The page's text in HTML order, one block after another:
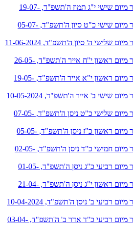
לחץ להאזנה לשעור מיום שישי י"ג תמוז ה'תשפ"ד, 19-07-
לחץ להאזנה לשעור מיום שישי כ"ט סיון ה'תשפ"ד, 05-07-
לחץ להאזנה לשעור מיום שלישי ה' סיון ה'תשפ"ד, 11-06-2024
לחץ להאזנה לשעור מיום ראשון י"ח אייר ה'תשפ"ד, 26-05-
לחץ להאזנה לשעור מיום ראשון י"א אייר ה'תשפ"ד, 19-05-
לחץ להאזנה לשעור מיום שישי ב' אייר ה'תשפ"ד, 10-05-2024
לחץ להאזנה לשעור מיום שלישי כ"ט ניסן ה'תשפ"ד, 07-05-
לחץ להאזנה לשעור מיום ראשון כ"ז ניסן ה'תשפ"ד, 05-05-
לחץ להאזנה לשעור מיום חמישי כ"ד ניסן ה'תשפ"ד, 02-05-
לחץ להאזנה לשעור מיום רביעי כ"ג ניסן ה'תשפ"ד, 01-05-
לחץ להאזנה לשעור מיום ראשון י"ג ניסן ה'תשפ"ד, 21-04-
לחץ להאזנה לשעור מיום רביעי ב' ניסן ה'תשפ"ד, 10-04-2024
לחץ להאזנה לשעור מיום רביעי כ"ד אדר ב' ה'תשפ"ד, 03-04-